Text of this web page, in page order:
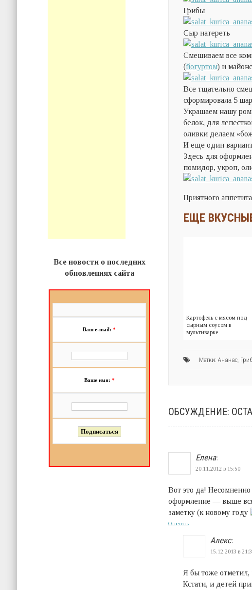
Грибы
Сыр натереть
Смешиваем все
(йогуртом) и
Все тщательно
сформировала 5
Украшаем нашу
белок, для
оливки делаем
И еще один
Здесь для
помидор, укроп,
Приятного
ЕЩЕ
Картофель с мясом под
сырным соусом в
мультиварке
Метки: Ананас,
ОБСУЖДЕНИЕ:
Елена:
20.11.2012 в 15:50
Вот это да! Несомненно
оформление — выше
заметку (к новому году
Ответить
Алекс:
15.12.2013 в
Я бы тоже
Кстати, и детей
Все новости о последних
обновлениях сайта
Ваш e-mail:*
Ваше имя: *